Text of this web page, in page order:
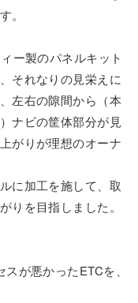
。
ー製のパネルキット
それなりの見栄えに
左右の隙間から（本
ナビの筐体部分が見
がりが理想のオーナ
に加工を施して、取
りを目指しました。
が悪かったETCを、